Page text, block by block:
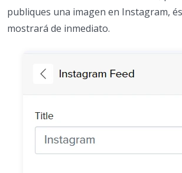
publiques una imagen en Instagram,
mostrará de inmediato.